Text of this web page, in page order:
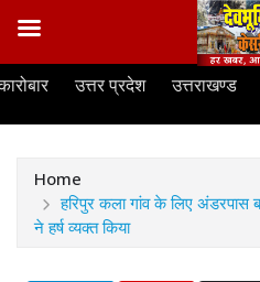
Skip
उत्तर प्रदेश उत्तराखण्ड
Home
हरिपुर कला गांव के लिए अंडरपास
ने हर्ष व्यक्त किया